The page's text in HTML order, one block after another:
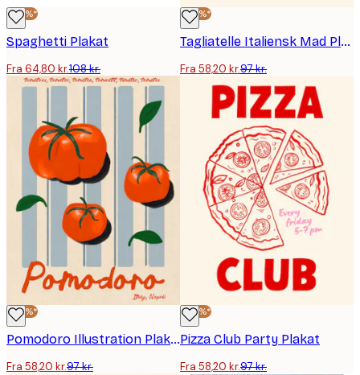
-40%*
Spaghetti Plakat
Fra 64,80 kr.108 kr.
-40%*
Tagliatelle Italiensk Mad Plakat
Fra 58,20 kr.97 kr.
-40%*
Pomodoro Illustration Plakat
Fra 58,20 kr.97 kr.
-40%*
Pizza Club Party Plakat
Fra 58,20 kr.97 kr.